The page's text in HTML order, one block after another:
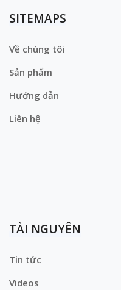
SITEMAPS
Về chúng tôi
Sản phẩm
Hướng dẫn
Liên hệ
TÀI NGUYÊN
Tin tức
Videos